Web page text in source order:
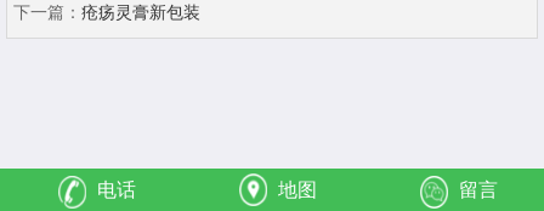
下一篇： 疮疡灵膏新包装
电话 地图 留言